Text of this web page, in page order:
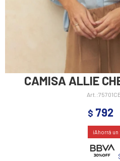
CAMISA ALLIE
$ 792